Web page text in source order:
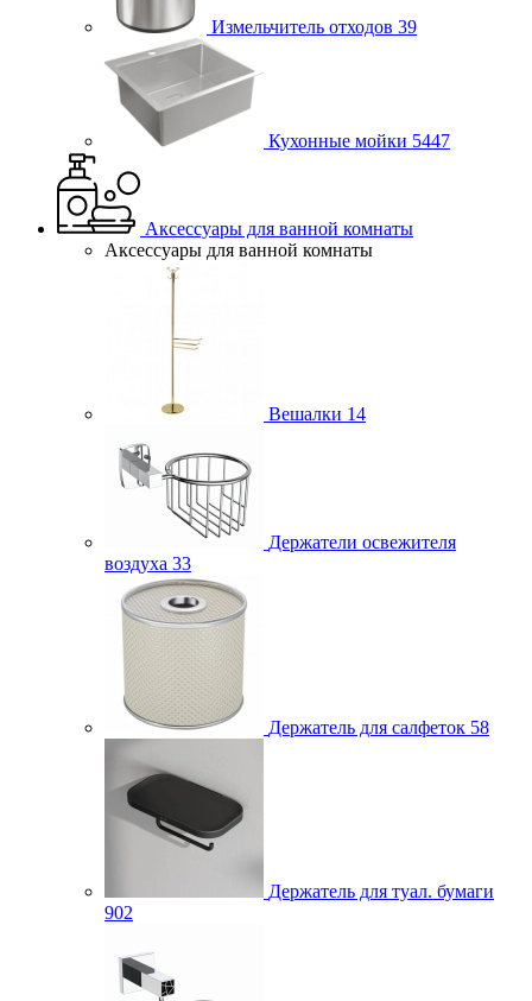
Измельчитель отходов 39
Кухонные мойки 5447
Аксессуары для ванной комнаты
Аксессуары для ванной комнаты
Вешалки 14
Держатели освежителя
воздуха 33
Держатель для салфеток 58
Держатель для туал. бумаги
902